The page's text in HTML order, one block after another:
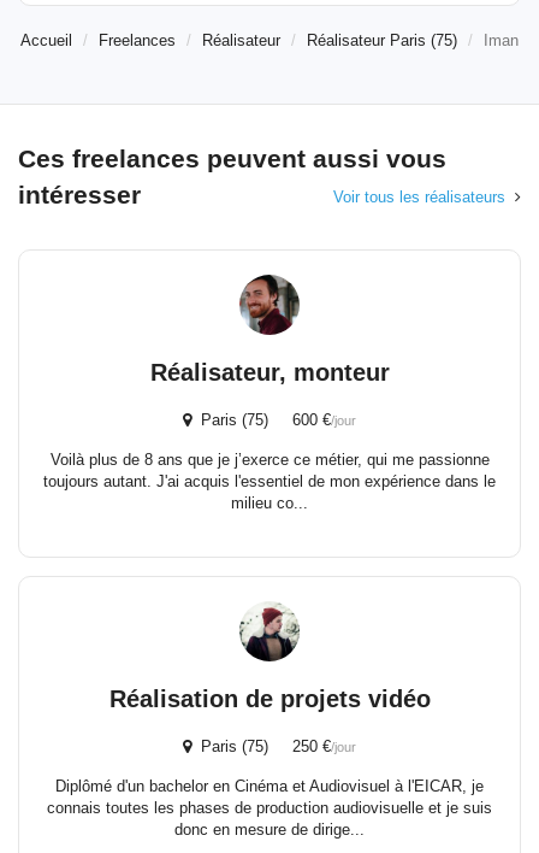
Accueil Freelances Réalisateur Réalisateur Paris (75) Iman
Ces freelances peuvent aussi vous
intéresser
Voir tous les réalisateurs
Réalisateur, monteur
Paris (75) 600 €/jour
Voilà plus de 8 ans que je j’exerce ce métier, qui me passionne
toujours autant. J'ai acquis l'essentiel de mon expérience dans le
milieu co...
Réalisation de projets vidéo
Paris (75) 250 €/jour
Diplômé d'un bachelor en Cinéma et Audiovisuel à l'EICAR, je
connais toutes les phases de production audiovisuelle et je suis
donc en mesure de dirige...